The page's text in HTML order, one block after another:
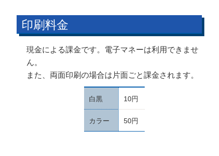
印刷料金
現金による課金です。電子マネーは利用できませ
ん。
また、両面印刷の場合は片面ごと課金されます。
白黒 10円
カラー 50円